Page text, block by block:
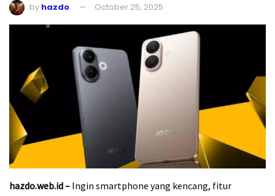
by hazdo October 25, 2025
hazdo.web.id – Ingin smartphone yang kencang, fitur